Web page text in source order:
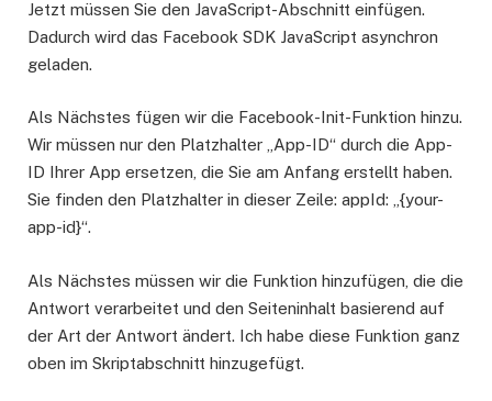
Jetzt müssen Sie den JavaScript-Abschnitt einfügen.
Dadurch wird das Facebook SDK JavaScript asynchron
geladen.
Als Nächstes fügen wir die Facebook-Init-Funktion hinzu.
Wir müssen nur den Platzhalter „App-ID“ durch die App-
ID Ihrer App ersetzen, die Sie am Anfang erstellt haben.
Sie finden den Platzhalter in dieser Zeile: appId: „{your-
app-id}“.
Als Nächstes müssen wir die Funktion hinzufügen, die die
Antwort verarbeitet und den Seiteninhalt basierend auf
der Art der Antwort ändert. Ich habe diese Funktion ganz
oben im Skriptabschnitt hinzugefügt.